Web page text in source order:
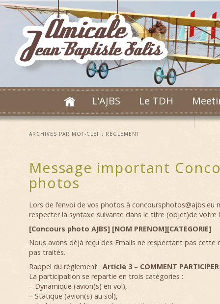
L’AJBS Le TDH
ARCHIVES PAR MOT-CLEF : RÈGLEMENT
Message important
photos
Lors de l’envoi de vos photos à concoursphotos@ajbs.eu
respecter la syntaxe suivante dans le titre (objet)de votre
[Concours photo AJBS] [NOM PRENOM][CATEGORIE]
Nous avons déjà reçu des Emails ne respectant pas cette
pas traités.
Rappel du règlement : Article 3 – COMMENT
La participation se repartie en trois catégories :
– Dynamique (avion(s) en vol),
– Statique (avion(s) au sol),